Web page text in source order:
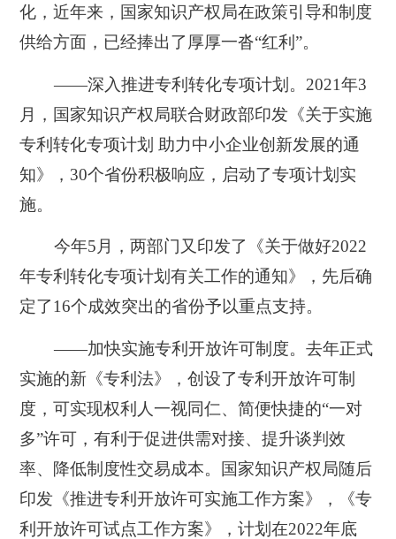
化，近年来，国家知识产权局在政策引导和制度
供给方面，已经捧出了厚厚一沓“红利”。
——深入推进专利转化专项计划。2021年3
月，国家知识产权局联合财政部印发《关于实施
专利转化专项计划 助力中小企业创新发展的通
知》，30个省份积极响应，启动了专项计划实
施。
今年5月，两部门又印发了《关于做好2022
年专利转化专项计划有关工作的通知》，先后确
定了16个成效突出的省份予以重点支持。
——加快实施专利开放许可制度。去年正式
实施的新《专利法》，创设了专利开放许可制
度，可实现权利人一视同仁、简便快捷的“一对
多”许可，有利于促进供需对接、提升谈判效
率、降低制度性交易成本。国家知识产权局随后
印发《推进专利开放许可实施工作方案》，《专
利开放许可试点工作方案》，计划在2022年底